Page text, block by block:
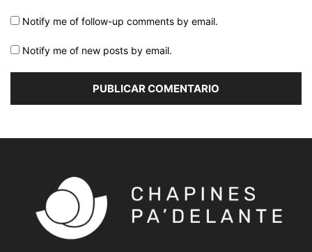
Notify me of follow-up comments by email.
Notify me of new posts by email.